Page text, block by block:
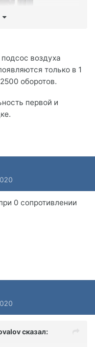
воздуха
только в 1
оборотов.
первой и
0 сопротивлении
сказал: